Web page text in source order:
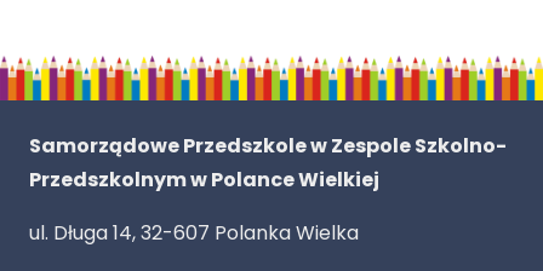
Samorządowe Przedszkole w Zespole Szkolno-
Przedszkolnym w Polance Wielkiej
ul. Długa 14, 32-607 Polanka Wielka